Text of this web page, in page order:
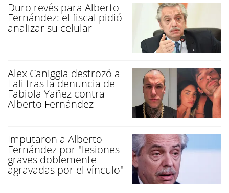
Duro revés para Alberto
Fernández: el fiscal pidió
analizar su celular
Alex Caniggia destrozó a
Lali tras la denuncia de
Fabiola Yañez contra
Alberto Fernández
Imputaron a Alberto
Fernández por "lesiones
graves doblemente
agravadas por el vínculo"